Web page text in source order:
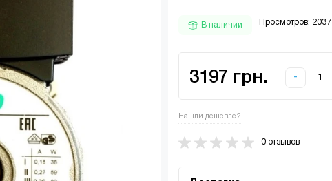
В наличии Просмотров: 2037
3197 грн. -
Нашли дешевле?
0 отзывов